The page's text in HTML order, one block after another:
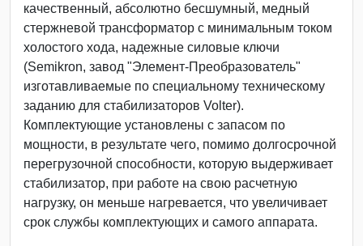
качественный, абсолютно бесшумный, медный
стержневой трансформатор с минимальным током
холостого хода, надежные силовые ключи
(Semikron, завод "Элемент-Преобразователь"
изготавливаемые по специальному техническому
заданию для стабилизаторов Volter).
Комплектующие установлены с запасом по
мощности, в результате чего, помимо долгосрочной
перегрузочной способности, которую выдерживает
стабилизатор, при работе на свою расчетную
нагрузку, он меньше нагревается, что увеличивает
срок службы комплектующих и самого аппарата.